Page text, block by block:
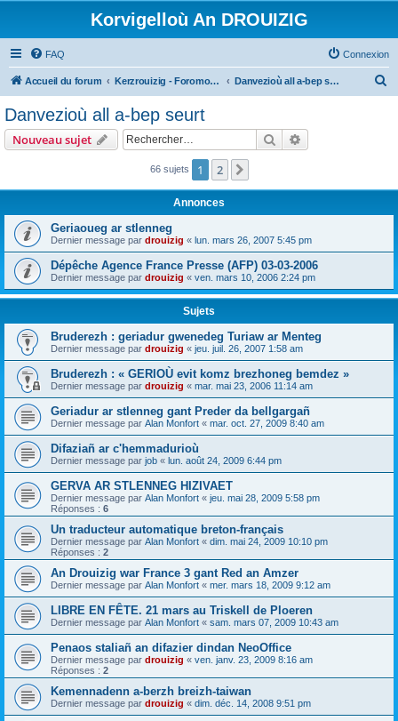
Korvigelloù An DROUIZIG
FAQ Connexion
Accueil du forum Kerzrouizig - Foromoù An Drouizig Danvezioù all a-bep seurt
e
Danvezioù all a-bep seurt
Nouveau sujet Rechercher
66 sujets 1 2
Annonces
Geriaoueg ar stlenneg
Dernier message par drouizig « lun. mars 26, 2007 5:45 pm
Dépêche Agence France Presse (AFP) 03-03-2006
Dernier message par drouizig « ven. mars 10, 2006 2:24 pm
Sujets
Bruderezh : geriadur gwenedeg Turiaw ar Menteg
Dernier message par drouizig « jeu. juil. 26, 2007 1:58 am
Bruderezh : « GERIOÙ evit komz brezhoneg bemdez »
Dernier message par drouizig « mar. mai 23, 2006 11:14 am
Geriadur ar stlenneg gant Preder da bellgargañ
Dernier message par Alan Monfort « mar. oct. 27, 2009 8:40 am
Difaziañ ar c'hemmadurioù
Dernier message par job « lun. août 24, 2009 6:44 pm
GERVA AR STLENNEG HIZIVAET
Dernier message par Alan Monfort « jeu. mai 28, 2009 5:58 pm
Réponses : 6
Un traducteur automatique breton-français
Dernier message par Alan Monfort « dim. mai 24, 2009 10:10 pm
Réponses : 2
An Drouizig war France 3 gant Red an Amzer
Dernier message par Alan Monfort « mer. mars 18, 2009 9:12 am
LIBRE EN FÊTE. 21 mars au Triskell de Ploeren
Dernier message par Alan Monfort « sam. mars 07, 2009 10:43 am
Penaos staliañ an difazier dindan NeoOffice
Dernier message par drouizig « ven. janv. 23, 2009 8:16 am
Réponses : 2
Kemennadenn a-berzh breizh-taiwan
Dernier message par drouizig « dim. déc. 14, 2008 9:51 pm